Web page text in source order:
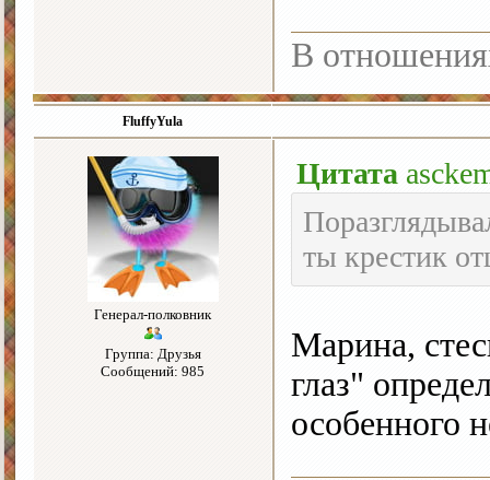
В
FluffyYula
Генерал-полковник
Группа: Друзья
Сообщений: 985
Цитата
ты крестик
Марина,
глаз"
особенного